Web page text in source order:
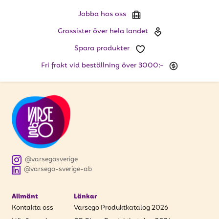
Ange din e-postadress nedan för att ta del av våra
nyheter och erbjudanden.
PRENUMERERA
Jobba hos oss
Grossister över hela landet
Spara produkter
Fri frakt vid beställning över 3000:-
@varsego-sverige-ab
@varsegosverige
Allmänt
Kontakta oss
Länkar
Varsego Produktkatalog 2026